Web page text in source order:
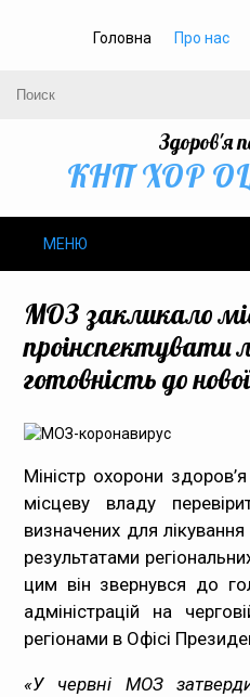
Головна Про нас
Здоров'я
КНП ХОР
МЕНЮ
Громадське здоров’я
Медпрацівникам
Статистика
Документи
Контакти
МОЗ закликало
проінспектувати
готовність до
Міністр охорони
місцеву владу
визначених для
результатами
цим він звернувся до
адміністрацій на
регіонами в Офісі
«У червні МОЗ